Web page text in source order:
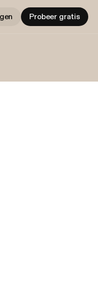
Probeer gratis